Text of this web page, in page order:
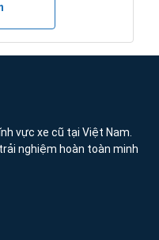
vực xe cũ tại Việt Nam.
nghiệm hoàn toàn minh